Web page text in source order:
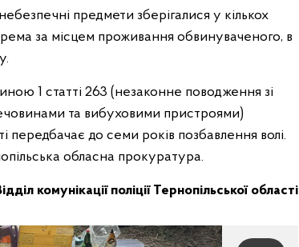
предмети зберігалися у кількох
за місцем проживання обвинуваченого, в
1 статті 263 (незаконне поводження зі
та вибуховими пристроями)
передбачає до семи років позбавлення волі.
обласна прокуратура.
комунікації поліції Тернопільської області